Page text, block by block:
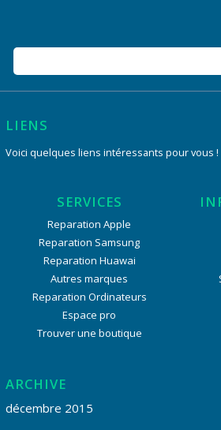
LIENS
Voici quelques liens intéressants pour vous !
SERVICES
Reparation Apple
Reparation Samsung
Reparation Huawai
Autres marques
Reparation Ordinateurs
Espace pro
Trouver une boutique
ARCHIVE
décembre 2015